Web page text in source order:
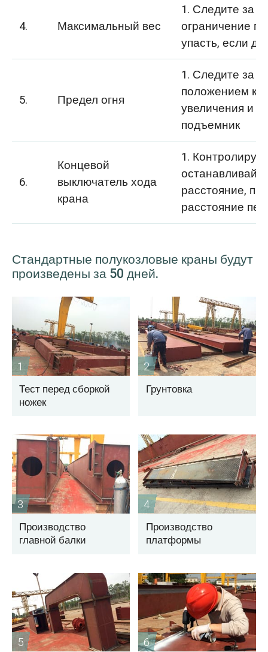
4. Максимальный вес
1. Следите за
ограничение
упасть, если
5. Предел огня
1. Следите за
положением
увеличения и
подъемник
6.
Концевой
выключатель хода
крана
1.
расстояние,
расстояние
Стандартные полукозловые краны будут
произведены за 50 дней.
1
Тест перед сборкой
ножек
2
Грунтовка
3
Производство
главной балки
4
Производство
платформы
5 6